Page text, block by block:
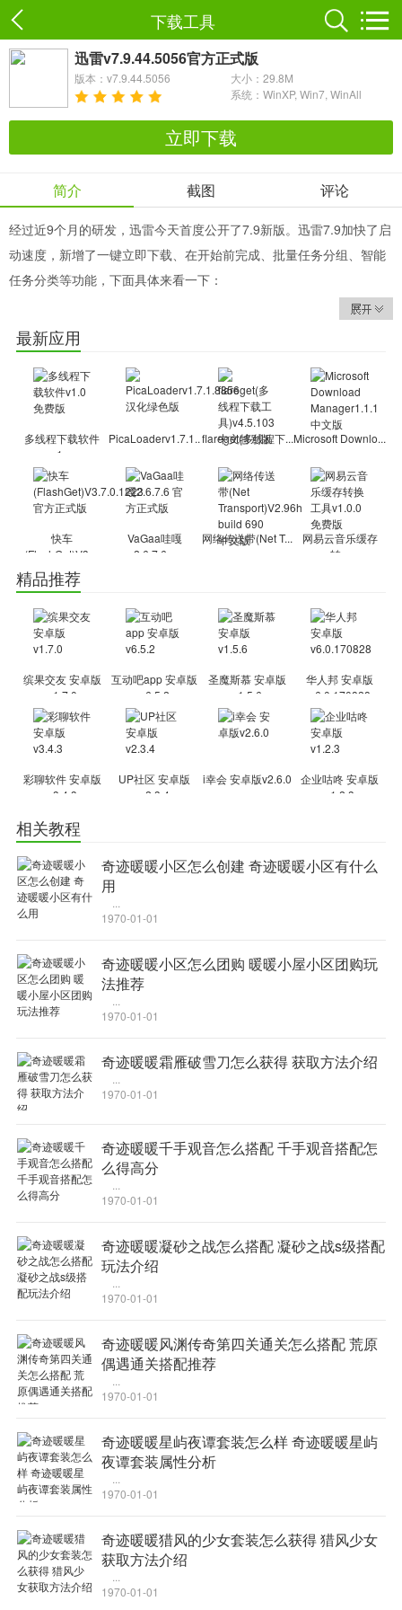
下载工具
迅雷v7.9.44.5056官方正式版
版本：v7.9.44.5056
大小：29.8M
系统：WinXP, Win7, WinAll
立即下载
简介 截图 评论
经过近9个月的研发，迅雷今天首度公开了7.9新版。迅雷7.9加快了启
动速度，新增了一键立即下载、在开始前完成、批量任务分组、智能
任务分类等功能，下面具体来看一下：
启动速度慢的罪魁祸首是“频繁、大量进行硬盘读写”，迅雷7.9从
基础设计上追求最少、最精明的进行硬盘读写。
——确保运行顺畅
迅雷7.9避免了使用插件，并且极力推行了模块之间的异步协作。
——从源头避免“卡顿”
迅雷7.9加入了自我性能分析工具。深入剖析迅雷启动、运行过程
中每个步骤的性能表现。任何可能导致“卡顿”的问题发生时，都能从
根源上锁定并解决问题。
——一键立即下载
在迅雷7.9中，以往的复杂操作不复存在，即便是通过手动输入下
载地址的方式建立任务，迅雷7.9也能让你一键立即下载！
——在开始前完成
迅雷7.9在你点击“立即下载”前，便已经开始下载，甚至下载完
——批量任务分组
迅雷7.9增加的“任务组”功能，可以将批量任务归纳为1个任务，
即便再多批量任务，也能一目了然！
——智能任务分类
在迅雷7.9中，你不再需要亲自将任务归类了，当下载完成，迅雷
——探索下载奥秘
迅雷是如何进行下载的？下载时发生了什么？迅雷7.9内置的“任
务详情页”，让你清楚看到下载时的细节和事件。
——全新风格的界面设计，别出心裁的操作动画。迅雷7.9还提供
使用方法
如何在浏览器中增加“使用迅雷下载”？
【解决方法】
根据实际使用的浏览器，启动对应浏览器的支持，然后重新打开
浏览器即可。
如何设置迅雷7最大任务数？
打开迅雷7 =》系统设置=》任务管理里面进行设置即可。
最新公告
速升迅雷9，旧版迅雷离线空间已无法使用
迅雷一直是国内主流的下载工具，而离线下载是迅雷针对下载服
务推出的增值体验，以服务器高速代理下载，中转到离线空间，再以
用户从迅雷离线下载服务器下载到本机的方式提供网络加速服务。是
务下载通道。
现在有网友反馈，从6月24日起，旧版本的迅雷已经不再支持离
线下载空间访问使用，用户最好升级到最新的迅雷9版本使用。表现为
线内容仍保留在迅雷服务器上，只是访问需要最新的迅雷版本。
根据最新公告，迅雷离线下载内容最多将保留6个月时间，记录标
记喜欢后可以永不过期。
细节改进：
优化浏览器支持的检测逻辑
问题修正：
最新应用
多线程下载软件
v1....
PicaLoaderv1.7.1....flareget(多线程下...Microsoft Downlo...
快车
(FlashGet)V3....
VaGaa哇嘎
2.6.7.6...
网络传送带(Net T...
网易云音乐缓存
转...
精品推荐
缤果交友 安卓版
v1.7.0
互动吧app 安卓版
v6.5.2
圣魔斯慕 安卓版
v1.5.6
华人邦 安卓版
v6.0.170828
彩聊软件 安卓版
v3.4.3
UP社区 安卓版
v2.3.4
i幸会 安卓版v2.6.0
企业咕咚 安卓版
v1.2.3
相关教程
奇迹暖暖小区怎么创建 奇迹暖暖小区有什么
用
1970-01-01
奇迹暖暖小区怎么团购 暖暖小屋小区团购玩
法推荐
1970-01-01
奇迹暖暖霜雁破雪刀怎么获得 获取方法介绍
1970-01-01
奇迹暖暖千手观音怎么搭配 千手观音搭配怎
么得高分
1970-01-01
奇迹暖暖凝砂之战怎么搭配 凝砂之战s级搭配
玩法介绍
1970-01-01
奇迹暖暖风渊传奇第四关通关怎么搭配 荒原
偶遇通关搭配推荐
1970-01-01
奇迹暖暖星屿夜谭套装怎么样 奇迹暖暖星屿
夜谭套装属性分析
1970-01-01
奇迹暖暖猎风的少女套装怎么获得 猎风少女
获取方法介绍
1970-01-01